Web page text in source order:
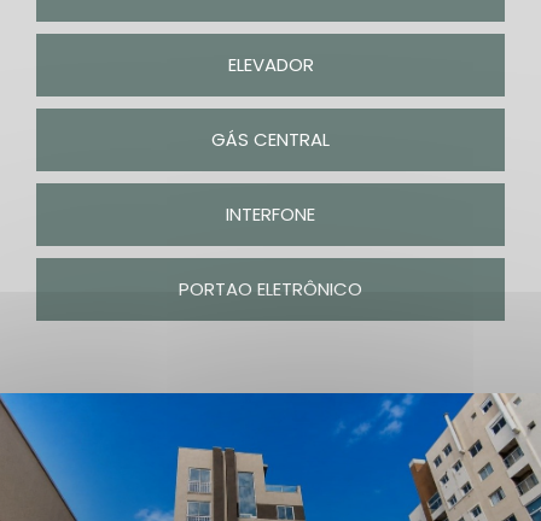
ELEVADOR
GÁS CENTRAL
INTERFONE
PORTAO ELETRÔNICO